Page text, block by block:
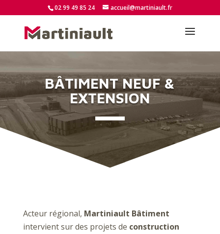
02 99 49 85 24 accueil@martiniault.fr
BÂTIMENT NEUF &
EXTENSION
Acteur régional, Martiniault Bâtiment
intervient sur des projets de construction